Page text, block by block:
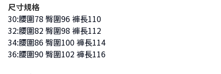
尺寸規格
30:腰圍78 臀圍96 褲長110
32:腰圍82 臀圍98 褲長112
34:腰圍86 臀圍100 褲長114
36:腰圍90 臀圍102 褲長116